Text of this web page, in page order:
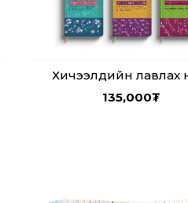
Хичээлүүдийн лавлах
135,000₮